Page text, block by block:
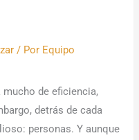
/ Por Equipo
mucho de eficiencia,
detrás de cada
personas. Y aunque